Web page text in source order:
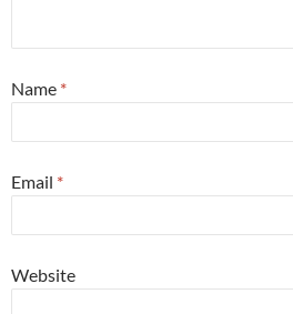
Name *
Email *
Website